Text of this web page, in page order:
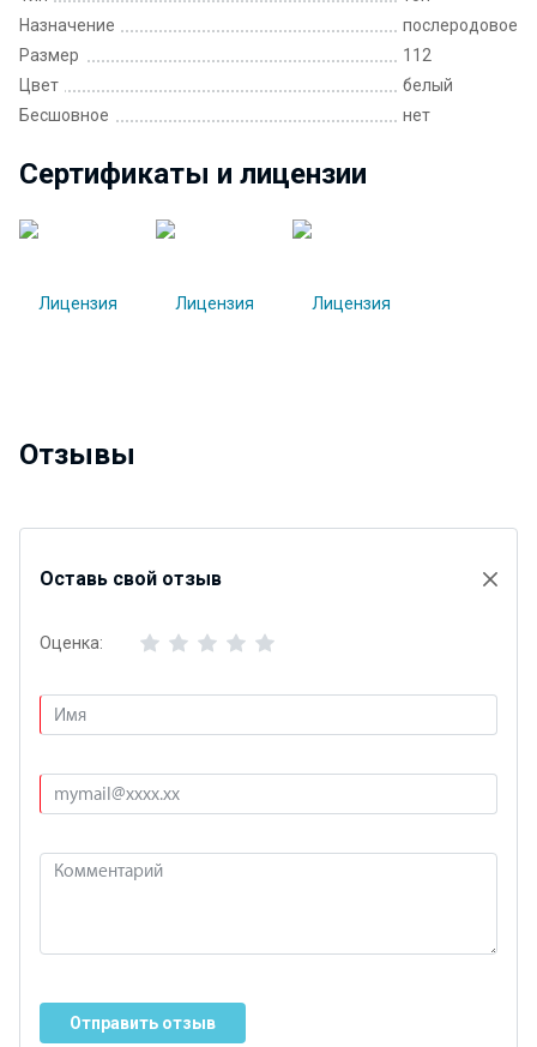
Назначение
послеродовое
Размер
112
Цвет
белый
Бесшовное
нет
Сертификаты и лицензии
Отзывы
Оставь свой отзыв
Оценка:
Отправить отзыв